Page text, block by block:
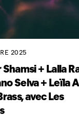
2025
+ Lalla
Selva + Leïla
avec Les